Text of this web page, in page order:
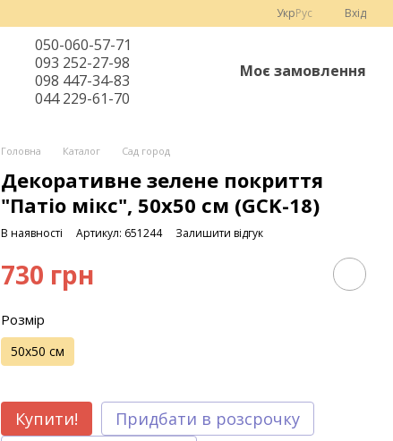
УкрРус Вхід
050-060-57-71
093 252-27-98
098 447-34-83
044 229-61-70
Моє замовлення
Головна Каталог Сад город
Декоративне зелене покриття
"Патіо мікс", 50х50 см (GCK-18)
В наявності Артикул: 651244 Залишити відгук
730 грн
Розмір
50х50 см
Купити!
Придбати в розсрочку